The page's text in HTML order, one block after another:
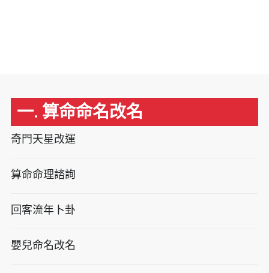
一. 算命命名改名
奇門天星改運
算命命理諮詢
回客流年卜卦
嬰兒命名改名